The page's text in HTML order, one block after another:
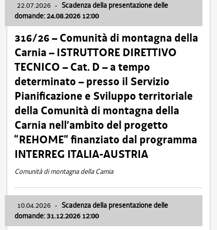
22.07.2026 - Scadenza della presentazione delle
domande: 24.08.2026 12:00
316/26 – Comunità di montagna della
Carnia – ISTRUTTORE DIRETTIVO
TECNICO – Cat. D – a tempo
determinato – presso il Servizio
Pianificazione e Sviluppo territoriale
della Comunità di montagna della
Carnia nell’ambito del progetto
“REHOME” finanziato dal programma
INTERREG ITALIA-AUSTRIA
Comunità di montagna della Carnia
10.04.2026 - Scadenza della presentazione delle
domande: 31.12.2026 12:00